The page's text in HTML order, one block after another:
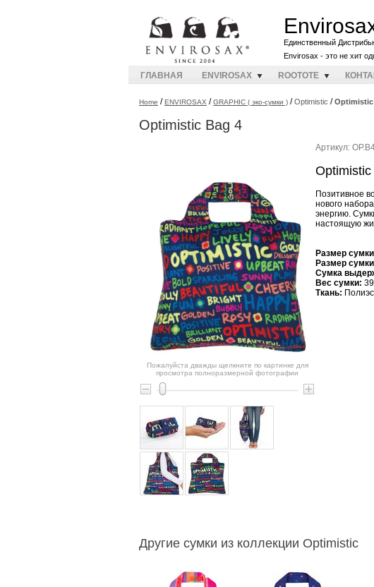
Единственный
Envirosax - это не хит
ГЛАВНАЯ ENVIROSAX ROOTOTE
Home /ENVIROSAX /GRAPHIC ( эко-сумки ) /Optimistic /Optimistic
Optimistic Bag 4
Пожалуйста дважды щелкните по картинке для
просмотра полноразмерной фотографии
Артикул:
Позитивное
нового набора
энергию.
настоящую
Размер
Размер
Cумка
Вес сумки:
Ткань:
Другие сумки из коллекции Optimistic